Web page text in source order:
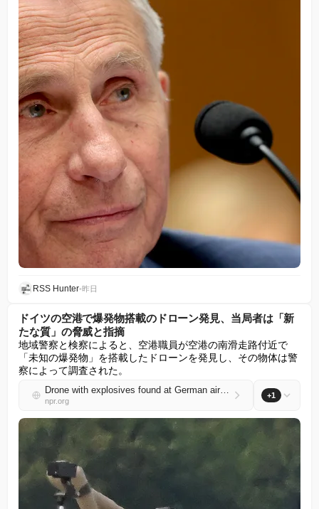
RSS Hunter•昨日
ドイツの空港で爆発物搭載のドローン発見、当局者は「新
たな質」の脅威と指摘
地域警察と検察によると、空港職員が空港の南滑走路付近で
「未知の爆発物」を搭載したドローンを発見し、その物体は警
察によって調査された。
Drone with explosives found at German airport, official sees 'new quality' of threat
npr.org
+1